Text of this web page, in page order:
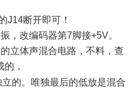
J14断开即可！
，改编码器第7脚接+5V。
立体声混合电路，不料，查
，
的。唯独最后的低放是混合